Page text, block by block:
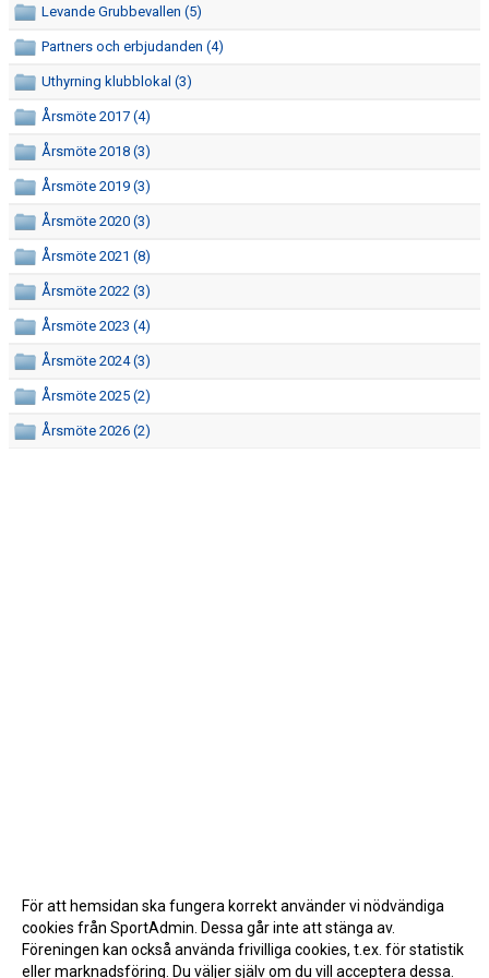
FÖRENINGSARBETEN
SSK-DAGEN
FONDER/STIPENDIER
BOKA LOKALER/WOKPANNA
DOKUMENT
SCHEMA ALLA LAG
KONTAKT
Levande Grubbevallen (5)
Partners och erbjudanden (4)
Uthyrning klubblokal (3)
Årsmöte 2017 (4)
Årsmöte 2018 (3)
Årsmöte 2019 (3)
Årsmöte 2020 (3)
Årsmöte 2021 (8)
Årsmöte 2022 (3)
Årsmöte 2023 (4)
Årsmöte 2024 (3)
Årsmöte 2025 (2)
Årsmöte 2026 (2)
För att hemsidan ska fungera korrekt använder vi nödvändiga
cookies från SportAdmin. Dessa går inte att stänga av.
Föreningen kan också använda frivilliga cookies, t.ex. för statistik
eller marknadsföring. Du väljer själv om du vill acceptera dessa.